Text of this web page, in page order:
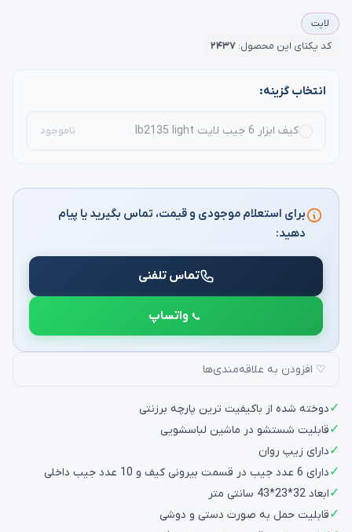
لایت
کد یکتای این محصول: ۲۴۳۷
انتخاب گزینه:
کیف ابزار 6 جیب لایت lb2135 light ناموجود
برای استعلام موجودی و قیمت، تماس بگیرید یا پیام
دهید:
تماس تلفنی
واتساپ
♡ افزودن به علاقه‌مندی‌ها
✓دوخته شده از باکیفیت ترین پارچه برزنتی
✓قابلیت شستشو در ماشین لباسشویی
✓دارای زیپ روان
✓دارای 6 عدد جیب در قسمت بیرونی کیف و 10 عدد جیب داخلی
✓ابعاد 32*23*43 سانتی متر
✓قابلیت حمل به صورت دستی و دوشی